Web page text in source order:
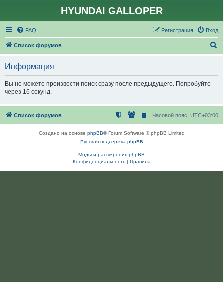
HYUNDAI GALLOPER
FAQ Вход
Регистрация
Список форумов
Информация
Вы не можете произвести поиск сразу после предыдущего. Попробуйте
через 16 секунд.
Список форумов Часовой пояс: UTC+03:00
Создано на основе phpBB® Forum Software © phpBB Limited
Русская поддержка phpBB
Моды и расширения phpBB
Конфиденциальность| Правила